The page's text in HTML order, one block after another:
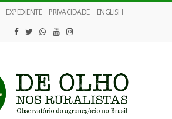
EXPEDIENTE PRIVACIDADE ENGLISH